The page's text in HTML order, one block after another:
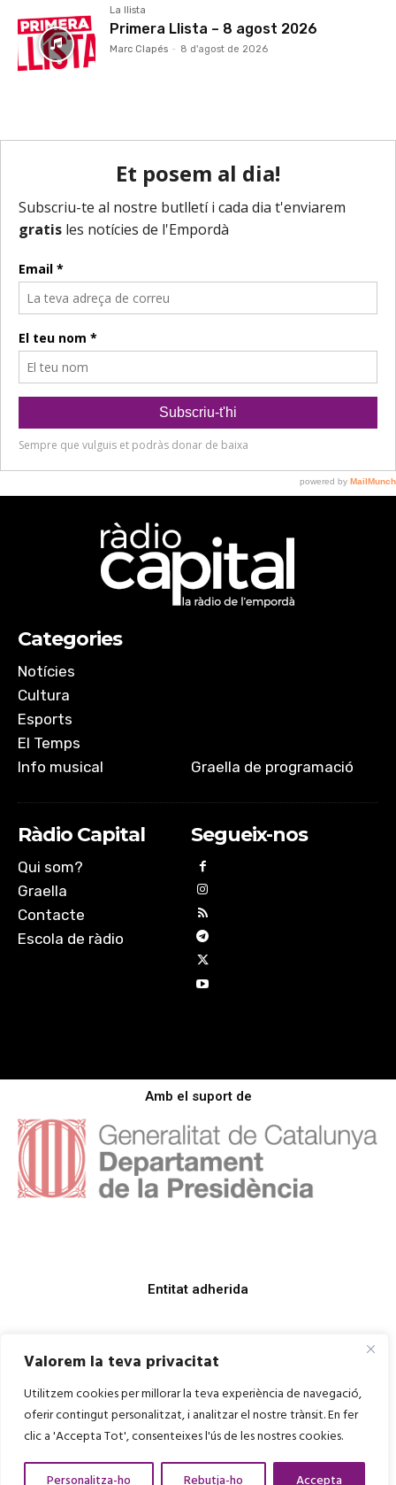
Valorem la teva privacitat
Utilitzem cookies per millorar la teva experiència de navegació,
oferir contingut personalitzat, i analitzar el nostre trànsit. En fer
clic a 'Accepta Tot', consenteixes l'ús de les nostres cookies.
La llista
Primera Llista – 8 agost 2026
Marc Clapés - 8 d'agost de 2026
Categories
Notícies
Cultura
Esports
El Temps
Info musical
Graella de programació
Ràdio Capital
Qui som?
Graella
Contacte
Escola de ràdio
Segueix-nos
Amb el suport de
Entitat adherida